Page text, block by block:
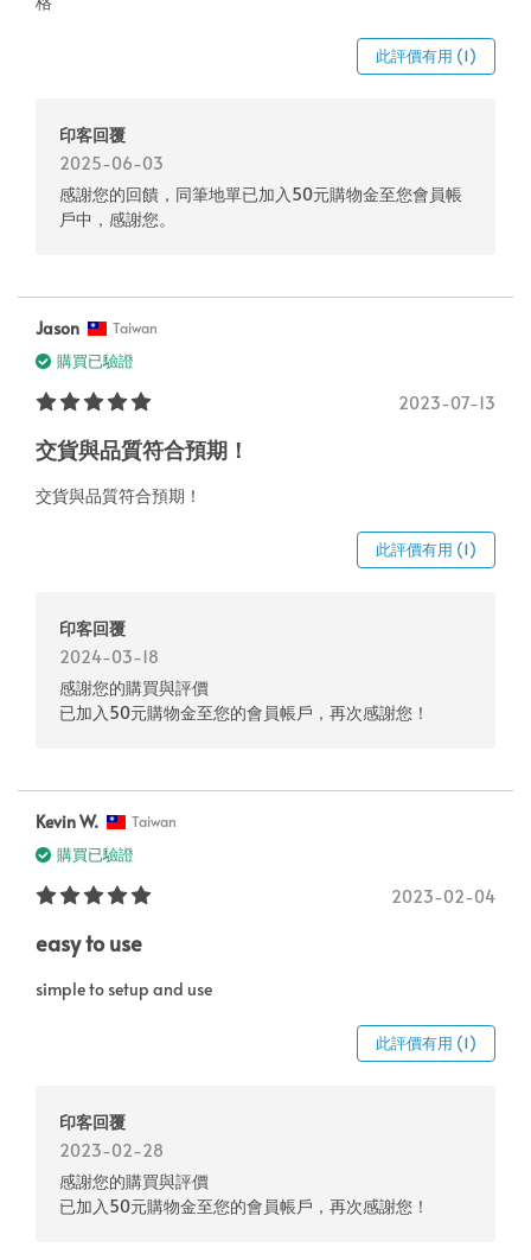
此評價有用 (1)
印客回覆
2025-06-03
感謝您的回饋，同筆地單已加入50元購物金至您會員帳
戶中，感謝您。
Jason Taiwan
購買已驗證
2023-07-13
交貨與品質符合預期！
交貨與品質符合預期！
此評價有用 (1)
印客回覆
2024-03-18
感謝您的購買與評價
已加入50元購物金至您的會員帳戶，再次感謝您！
Kevin W. Taiwan
購買已驗證
2023-02-04
easy to use
simple to setup and use
此評價有用 (1)
印客回覆
2023-02-28
感謝您的購買與評價
已加入50元購物金至您的會員帳戶，再次感謝您！